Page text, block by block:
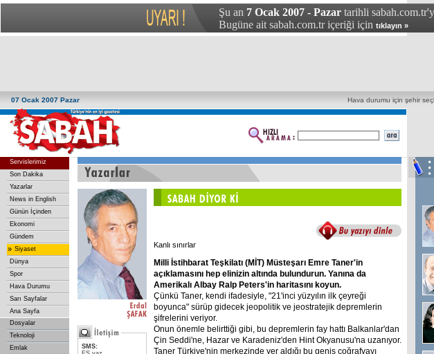
Şu an 7 Ocak 2007 - Pazar tarihli
Bugüne ait sabah.com.tr içeriği için tıklayın »
07 Ocak 2007 Pazar Hava durumu için şehir
Servislerimiz
Son Dakika
Yazarlar
News in English
Günün İçinden
Ekonomi
Gündem
» Siyaset
Dünya
Spor
Hava Durumu
Sarı Sayfalar
Ana Sayfa
Dosyalar
Teknoloji
Emlak
SMS:
Kanlı sınırlar
Milli İstihbarat Teşkilatı (MİT) Müsteşarı Emre Taner'in
açıklamasını hep elinizin altında bulundurun. Yanına da
Amerikalı Albay Ralp Peters'in haritasını koyun.
Çünkü Taner, kendi ifadesiyle, "21'inci yüzyılın ilk çeyreği
boyunca" sürüp gidecek jeopolitik ve jeostratejik depremlerin
şifrelerini veriyor.
Onun önemle belirttiği gibi, bu depremlerin fay hattı Balkanlar'dan
Çin Seddi'ne, Hazar ve Karadeniz'den Hint Okyanusu'na uzanıyor.
Taner Türkiye'nin merkezinde yer aldığı bu geniş coğrafyayı